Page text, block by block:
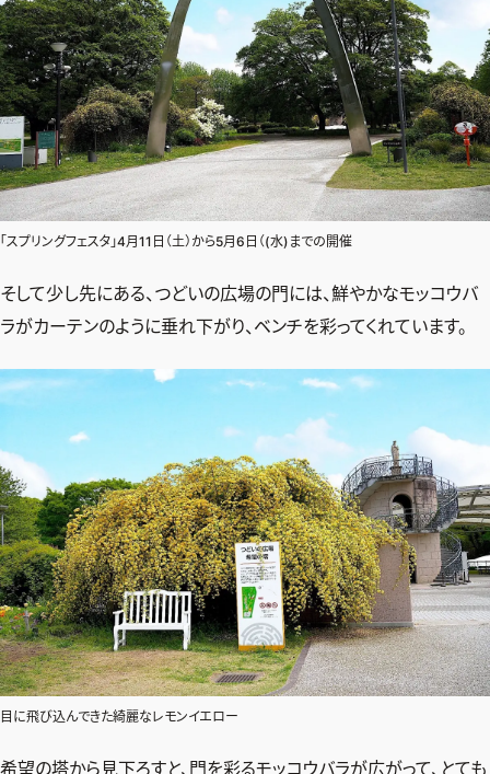
「スプリングフェスタ」4月11日（土）から5月6日（(水)までの開催
そして少し先にある、つどいの広場の門には、鮮やかなモッコウバ
ラがカーテンのように垂れ下がり、ベンチを彩ってくれています。
目に飛び込んできた綺麗なレモンイエロー
希望の塔から見下ろすと、門を彩るモッコウバラが広がって、とても